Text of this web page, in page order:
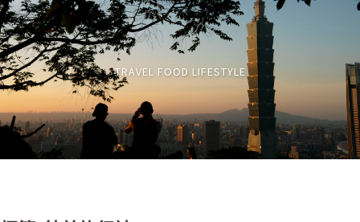
TRAVEL FOOD LIFESTYLE